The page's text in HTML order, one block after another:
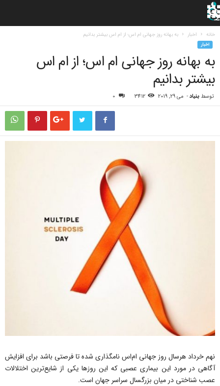
خانه اخبار به بهانه روز جهانی ام اس؛ از ام اس بیشتر بدانیم
اخبار
به بهانه روز جهانی ام اس؛ از ام اس
بیشتر بدانیم
توسط بنیاد- می 29, 2019 3412
0
نهم خرداد هرسال روز جهانی ام‌اس نامگذاری شده تا فرصتی باشد برای افزایش
آگاهی در مورد این بیماری عصبی که این روزها یکی از شایع‌ترین اختلالات
عصب شناختی در میان بزرگسال سراسر جهان است.